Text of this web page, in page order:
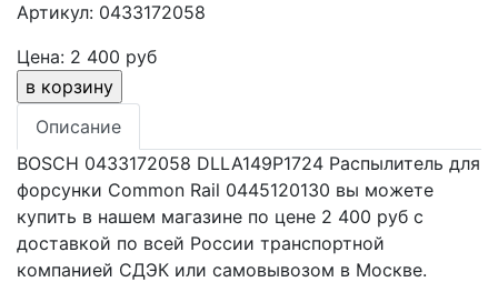
Артикул: 0433172058
Цена: 2 400 руб
Описание
BOSCH 0433172058 DLLA149P1724 Распылитель для
форсунки Common Rail 0445120130 вы можете
купить в нашем магазине по цене 2 400 руб с
доставкой по всей России транспортной
компанией СДЭК или самовывозом в Москве.